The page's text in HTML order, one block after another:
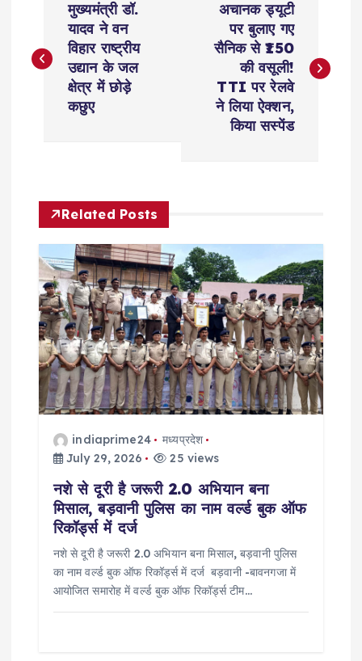
s
a
v
g
a
t
मुख्यमंत्री डॉ.
यादव ने वन
विहार राष्ट्रीय
उद्यान के जल
क्षेत्र में छोड़े
कछुए
अचानक ड्यूटी
पर बुलाए गए
सैनिक से ₹150
की वसूली!
TTI पर रेलवे
ने लिया ऐक्शन,
किया सस्पेंड
Related Posts
indiaprime24
मध्यप्रदेश
July 29, 2026
25 views
नशे से दूरी है जरूरी 2.0 अभियान बना
मिसाल, बड़वानी पुलिस का नाम वर्ल्ड बुक ऑफ
रिकॉर्ड्स में दर्ज
नशे से दूरी है जरूरी 2.0 अभियान बना मिसाल, बड़वानी पुलिस
का नाम वर्ल्ड बुक ऑफ रिकॉर्ड्स में दर्ज बड़वानी -बावनगजा में
आयोजित समारोह में वर्ल्ड बुक ऑफ रिकॉर्ड्स टीम…